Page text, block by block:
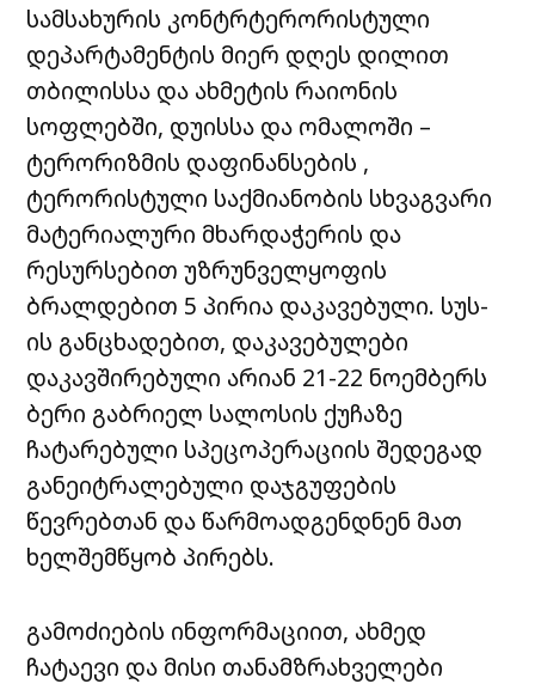
სამსახურის კონტრტერორისტული
დეპარტამენტის მიერ დღეს დილით
თბილისსა და ახმეტის რაიონის
სოფლებში, დუისსა და ომალოში –
ტერორიზმის დაფინანსების ,
ტერორისტული საქმიანობის სხვაგვარი
მატერიალური მხარდაჭერის და
რესურსებით უზრუნველყოფის
ბრალდებით 5 პირია დაკავებული. სუს-
ის განცხადებით, დაკავებულები
დაკავშირებული არიან 21-22 ნოემბერს
ბერი გაბრიელ სალოსის ქუჩაზე
ჩატარებული სპეცოპერაციის შედეგად
განეიტრალებული დაჯგუფების
წევრებთან და წარმოადგენდნენ მათ
ხელშემწყობ პირებს.
გამოძიების ინფორმაციით, ახმედ
ჩატაევი და მისი თანამზრახველები